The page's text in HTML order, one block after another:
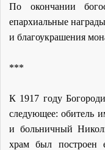
По окончании
епархиальные
и благоукрашения
***
К 1917 году
следующее: обитель
и больничный
храм был